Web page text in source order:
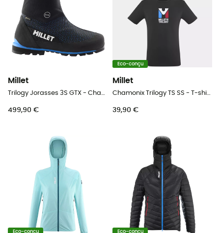
Millet
Trilogy Jorasses 3S GTX - Chaussures alpinisme
499,90 €
Eco-conçu
Millet
Chamonix Trilogy TS SS - T-shirt homme
39,90 €
Eco-conçu Eco-conçu